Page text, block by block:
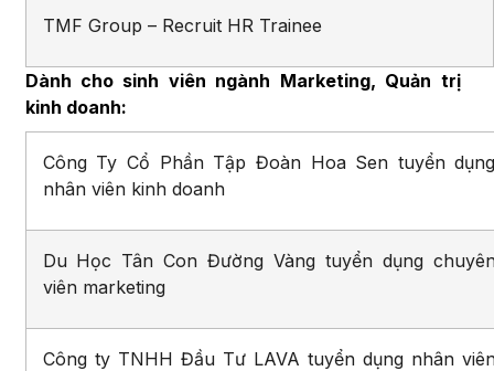
TMF Group – Recruit HR Trainee
Dành cho sinh viên ngành Marketing, Quản trị
kinh doanh:
Công Ty Cổ Phần Tập Đoàn Hoa Sen tuyển
nhân viên kinh doanh
Du Học Tân Con Đường Vàng tuyển dụng
viên marketing
Công ty TNHH Đầu Tư LAVA tuyển dụng nhân